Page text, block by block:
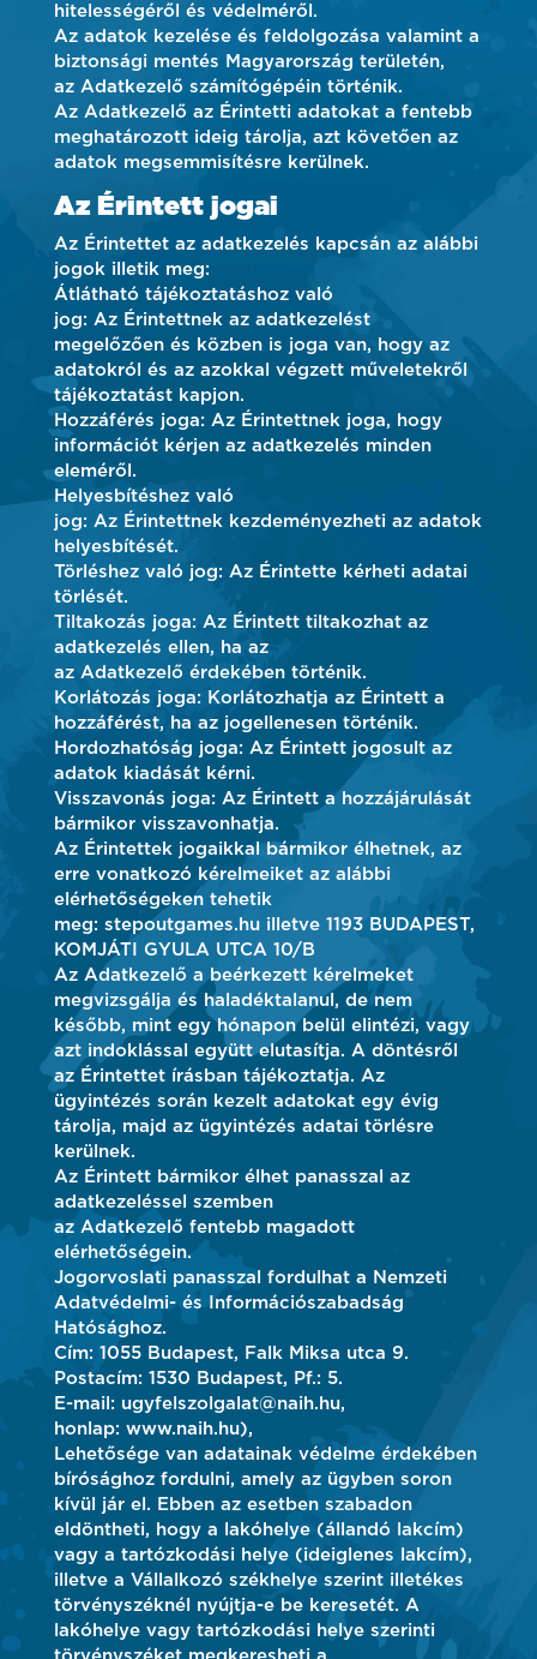
hitelességéről és védelméről.
Az adatok kezelése és feldolgozása valamint a
biztonsági mentés Magyarország területén,
az Adatkezelő számítógépéin történik.
Az Adatkezelő az Érintetti adatokat a fentebb
meghatározott ideig tárolja, azt követően az
adatok megsemmisítésre kerülnek.
Az Érintett jogai
Az Érintettet az adatkezelés kapcsán az alábbi
jogok illetik meg:
Átlátható tájékoztatáshoz való
jog: Az Érintettnek az adatkezelést
megelőzően és közben is joga van, hogy az
adatokról és az azokkal végzett műveletekről
tájékoztatást kapjon.
Hozzáférés joga: Az Érintettnek joga, hogy
információt kérjen az adatkezelés minden
eleméről.
Helyesbítéshez való
jog: Az Érintettnek kezdeményezheti az adatok
helyesbítését.
Törléshez való jog: Az Érintette kérheti adatai
törlését.
Tiltakozás joga: Az Érintett tiltakozhat az
adatkezelés ellen, ha az
az Adatkezelő érdekében történik.
Korlátozás joga: Korlátozhatja az Érintett a
hozzáférést, ha az jogellenesen történik.
Hordozhatóság joga: Az Érintett jogosult az
adatok kiadását kérni.
Visszavonás joga: Az Érintett a hozzájárulását
bármikor visszavonhatja.
Az Érintettek jogaikkal bármikor élhetnek, az
erre vonatkozó kérelmeiket az alábbi
elérhetőségeken tehetik
meg: stepoutgames.hu illetve 1193 BUDAPEST,
KOMJÁTI GYULA UTCA 10/B
Az Adatkezelő a beérkezett kérelmeket
megvizsgálja és haladéktalanul, de nem
később, mint egy hónapon belül elintézi, vagy
azt indoklással együtt elutasítja. A döntésről
az Érintettet írásban tájékoztatja. Az
ügyintézés során kezelt adatokat egy évig
tárolja, majd az ügyintézés adatai törlésre
kerülnek.
Az Érintett bármikor élhet panasszal az
adatkezeléssel szemben
az Adatkezelő fentebb magadott
elérhetőségein.
Jogorvoslati panasszal fordulhat a Nemzeti
Adatvédelmi- és Információszabadság
Hatósághoz.
Cím: 1055 Budapest, Falk Miksa utca 9.
Postacím: 1530 Budapest, Pf.: 5.
E-mail: ugyfelszolgalat@naih.hu,
honlap: www.naih.hu),
Lehetősége van adatainak védelme érdekében
bírósághoz fordulni, amely az ügyben soron
kívül jár el. Ebben az esetben szabadon
eldöntheti, hogy a lakóhelye (állandó lakcím)
vagy a tartózkodási helye (ideiglenes lakcím),
illetve a Vállalkozó székhelye szerint illetékes
törvényszéknél nyújtja-e be keresetét. A
lakóhelye vagy tartózkodási helye szerinti